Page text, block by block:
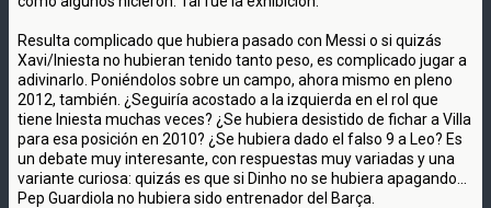
Resulta complicado que hubiera pasado con Messi o si quizás
Xavi/Iniesta no hubieran tenido tanto peso, es complicado jugar a
adivinarlo. Poniéndolos sobre un campo, ahora mismo en pleno
2012, también. ¿Seguiría acostado a la izquierda en el rol que
tiene Iniesta muchas veces? ¿Se hubiera desistido de fichar a Villa
para esa posición en 2010? ¿Se hubiera dado el falso 9 a Leo? Es
un debate muy interesante, con respuestas muy variadas y una
variante curiosa: quizás es que si Dinho no se hubiera apagando...
Pep Guardiola no hubiera sido entrenador del Barça.